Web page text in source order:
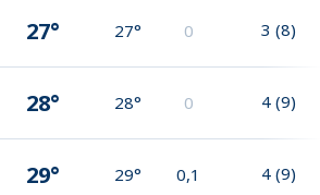
27° 27° 0 3 (8)
28° 28° 0 4 (9)
29° 29° 0,1 4 (9)